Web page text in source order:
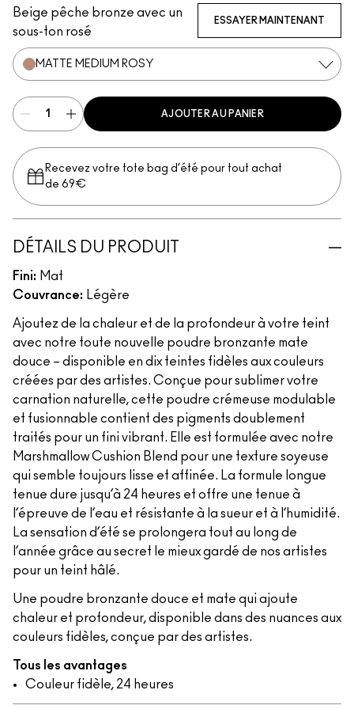
Beige pêche bronze avec un
sous-ton rosé
ESSAYER MAINTENANT
MATTE MEDIUM ROSY
AJOUTER AU PANIER
Recevez votre tote bag d’été pour tout achat
de 69€
DÉTAILS DU PRODUIT
Fini: Mat
Couvrance: Légère
Ajoutez de la chaleur et de la profondeur à votre teint
avec notre toute nouvelle poudre bronzante mate
douce – disponible en dix teintes fidèles aux couleurs
créées par des artistes. Conçue pour sublimer votre
carnation naturelle, cette poudre crémeuse modulable
et fusionnable contient des pigments doublement
traités pour un fini vibrant. Elle est formulée avec notre
Marshmallow Cushion Blend pour une texture soyeuse
qui semble toujours lisse et affinée. La formule longue
tenue dure jusqu’à 24 heures et offre une tenue à
l’épreuve de l’eau et résistante à la sueur et à l’humidité.
La sensation d’été se prolongera tout au long de
l’année grâce au secret le mieux gardé de nos artistes
pour un teint hâlé.
Une poudre bronzante douce et mate qui ajoute
chaleur et profondeur, disponible dans des nuances aux
couleurs fidèles, conçue par des artistes.
Tous les avantages
Couleur fidèle, 24 heures